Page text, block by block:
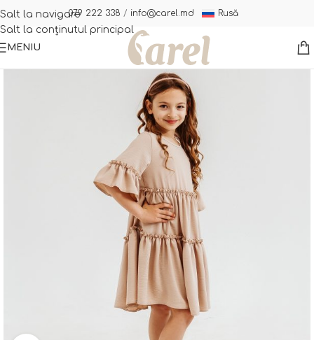
Salt la navigare
Salt la conținutul principal
079 222 338 / info@carel.md Rusă
MENIU